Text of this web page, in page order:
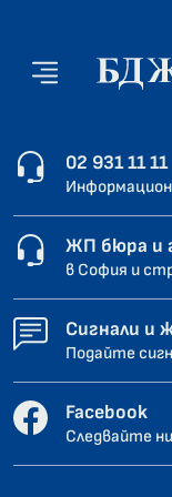
02 931 11 11
ЖП бюра и
в София и
Сигнали и
Подайте
Facebook
Следвайте